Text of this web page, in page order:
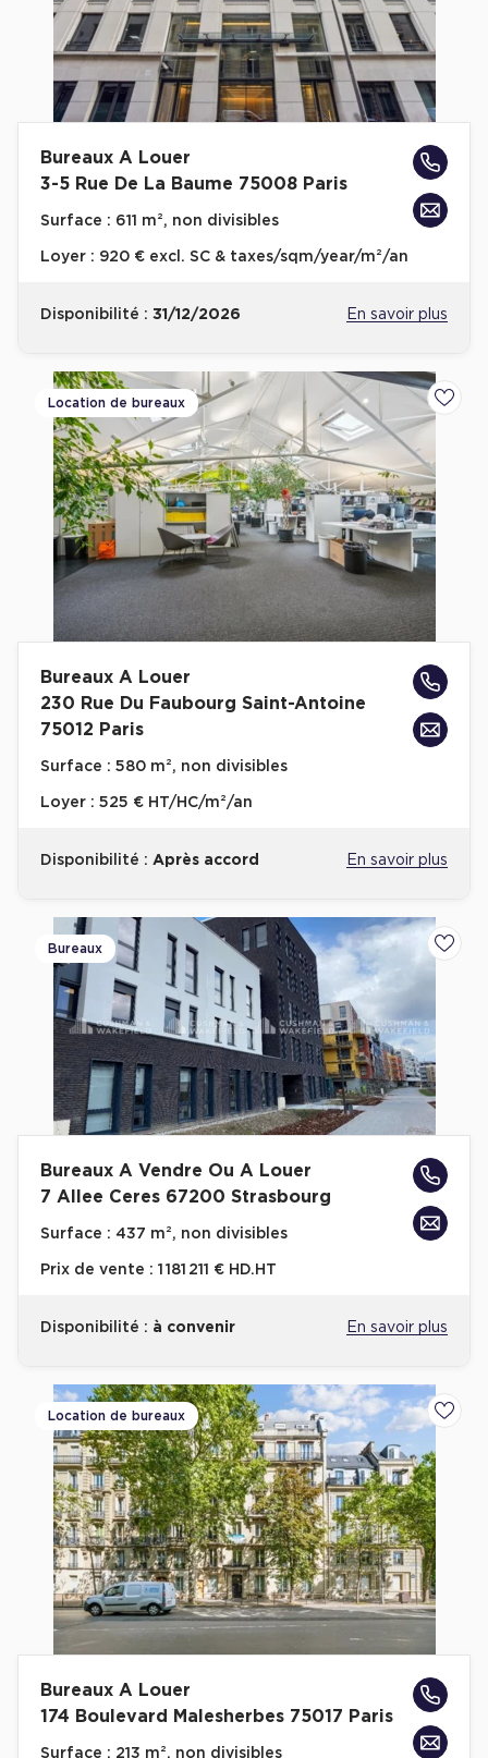
Bureaux A Louer
3-5 Rue De La Baume 75008 Paris
Surface : 611 m², non divisibles
Loyer : 920 € excl. SC & taxes/sqm/year/m²/an
Disponibilité : 31/12/2026 En savoir plus
Location de bureaux
Bureaux A Louer
230 Rue Du Faubourg Saint-Antoine
75012 Paris
Surface : 580 m², non divisibles
Loyer : 525 € HT/HC/m²/an
Disponibilité : Après accord En savoir plus
Bureaux
Bureaux A Vendre Ou A Louer
7 Allee Ceres 67200 Strasbourg
Surface : 437 m², non divisibles
Prix de vente : 1 181 211 € HD.HT
Disponibilité : à convenir En savoir plus
Location de bureaux
Bureaux A Louer
174 Boulevard Malesherbes 75017 Paris
Surface : 213 m², non divisibles